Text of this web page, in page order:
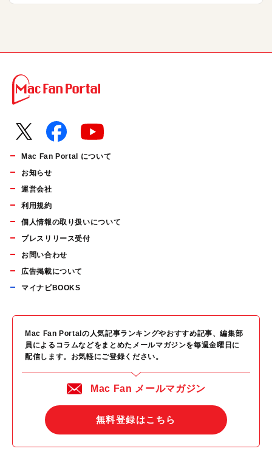
Mac Fan Portal について
お知らせ
運営会社
利用規約
個人情報の取り扱いについて
プレスリリース受付
お問い合わせ
広告掲載について
マイナビBOOKS
Mac Fan Portalの人気記事ランキングやおすすめ記事、編集部
員によるコラムなどをまとめたメールマガジンを毎週金曜日に
配信します。お気軽にご登録ください。
Mac Fan メールマガジン
無料登録はこちら